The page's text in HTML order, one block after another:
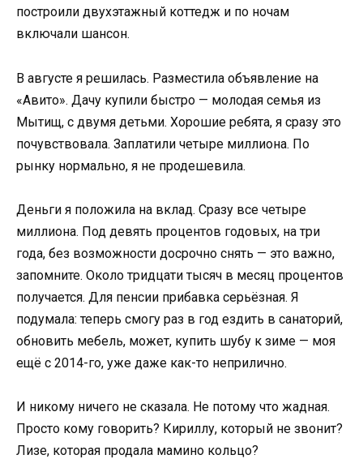
построили двухэтажный коттедж и по ночам
включали шансон.
В августе я решилась. Разместила объявление на
«Авито». Дачу купили быстро — молодая семья из
Мытищ, с двумя детьми. Хорошие ребята, я сразу это
почувствовала. Заплатили четыре миллиона. По
рынку нормально, я не продешевила.
Деньги я положила на вклад. Сразу все четыре
миллиона. Под девять процентов годовых, на три
года, без возможности досрочно снять — это важно,
запомните. Около тридцати тысяч в месяц процентов
получается. Для пенсии прибавка серьёзная. Я
подумала: теперь смогу раз в год ездить в санаторий,
обновить мебель, может, купить шубу к зиме — моя
ещё с 2014-го, уже даже как-то неприлично.
И никому ничего не сказала. Не потому что жадная.
Просто кому говорить? Кириллу, который не звонит?
Лизе, которая продала мамино кольцо?